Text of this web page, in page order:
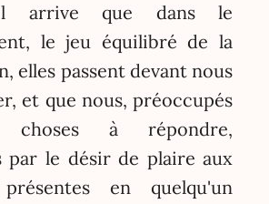
arrive que dans le
le jeu équilibré de la
elles passent devant nous
et que nous, préoccupés
à répondre,
par le désir de plaire aux
en quelqu'un